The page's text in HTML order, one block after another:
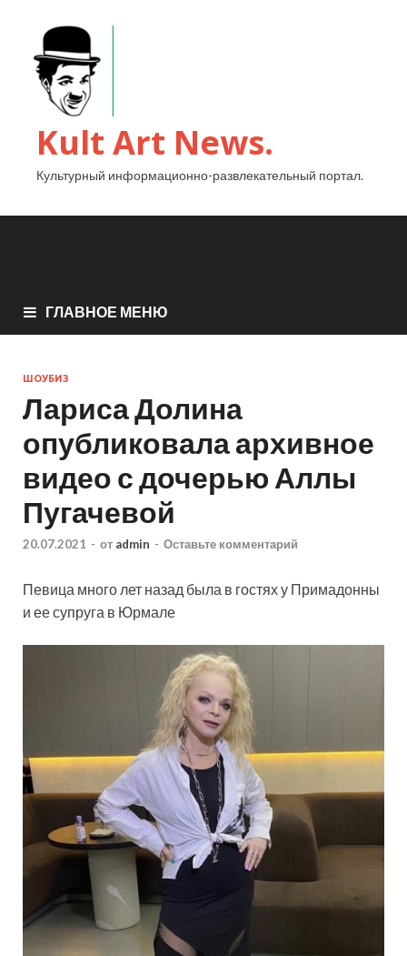
Kult Art News.
Культурный информационно-развлекательный портал.
ГЛАВНОЕ МЕНЮ
ШОУБИЗ
Лариса Долина
опубликовала архивное
видео с дочерью Аллы
Пугачевой
20.07.2021 - от admin - Оставьте комментарий
Певица много лет назад была в гостях у Примадонны
и ее супруга в Юрмале